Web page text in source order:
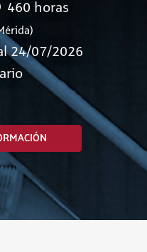
460 horas
24/07/2026